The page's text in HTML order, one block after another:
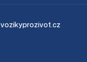
vozikyprozivot.cz